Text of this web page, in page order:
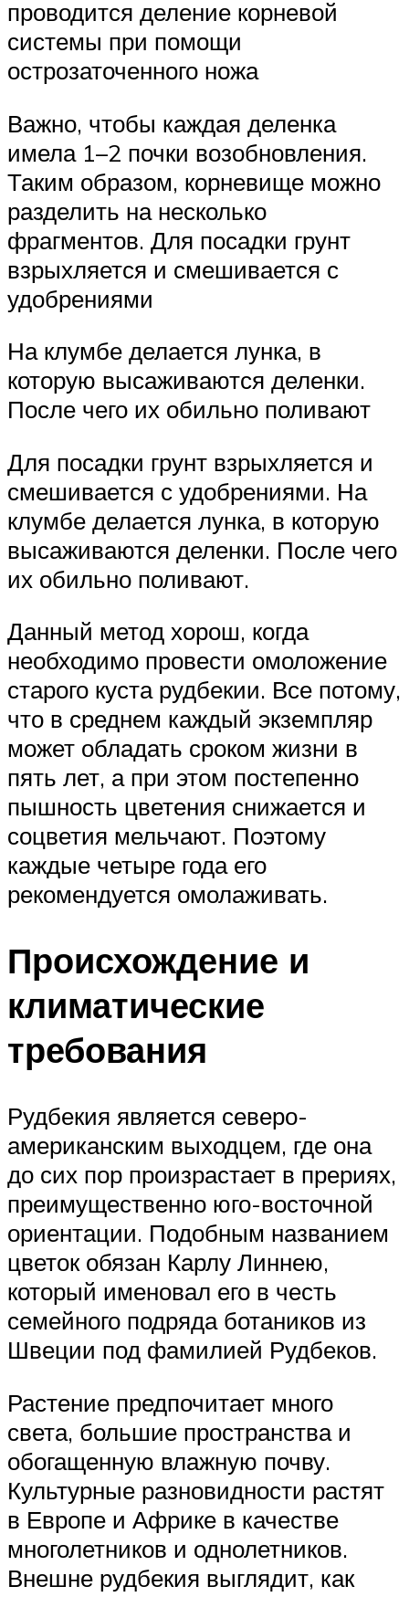
проводится деление корневой
системы при помощи
острозаточенного ножа
Важно, чтобы каждая деленка
имела 1–2 почки возобновления.
Таким образом, корневище можно
разделить на несколько
фрагментов. Для посадки грунт
взрыхляется и смешивается с
удобрениями
На клумбе делается лунка, в
которую высаживаются деленки.
После чего их обильно поливают
Для посадки грунт взрыхляется и
смешивается с удобрениями. На
клумбе делается лунка, в которую
высаживаются деленки. После чего
их обильно поливают.
Данный метод хорош, когда
необходимо провести омоложение
старого куста рудбекии. Все потому,
что в среднем каждый экземпляр
может обладать сроком жизни в
пять лет, а при этом постепенно
пышность цветения снижается и
соцветия мельчают. Поэтому
каждые четыре года его
рекомендуется омолаживать.
Происхождение и
климатические
требования
Рудбекия является северо-
американским выходцем, где она
до сих пор произрастает в прериях,
преимущественно юго-восточной
ориентации. Подобным названием
цветок обязан Карлу Линнею,
который именовал его в честь
семейного подряда ботаников из
Швеции под фамилией Рудбеков.
Растение предпочитает много
света, большие пространства и
обогащенную влажную почву.
Культурные разновидности растят
в Европе и Африке в качестве
многолетников и однолетников.
Внешне рудбекия выглядит, как